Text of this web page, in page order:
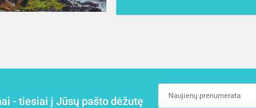
- tiesiai į Jūsų pašto dėžutę